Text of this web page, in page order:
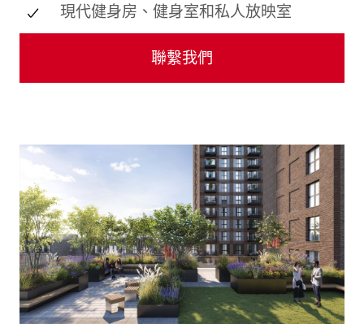
現代健身房、健身室和私人放映室
聯繫我們